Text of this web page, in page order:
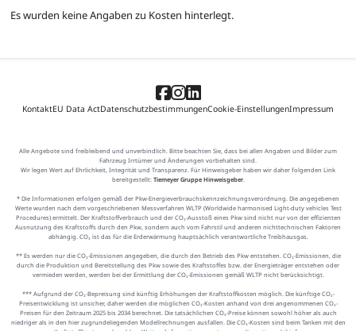
Es wurden keine Angaben zu Kosten hinterlegt.
KontaktEU Data ActDatenschutzbestimmungenCookie-EinstellungenImpressum
Alle Angebote sind freibleibend und unverbindlich. Bitte beachten Sie, dass bei allen Angaben und Bilder zum
Fahrzeug Irrtümer und Änderungen vorbehalten sind.
Wir legen Wert auf Ehrlichkeit, Integrität und Transparenz. Für Hinweisgeber haben wir daher folgenden Link
bereitgestellt: Tiemeyer Gruppe Hinweisgeber.
* Die Informationen erfolgen gemäß der Pkw-Energieverbrauchskennzeichnungsverordnung. Die angegebenen
Werte wurden nach dem vorgeschriebenen Messverfahren WLTP (Worldwide harmonised Light-duty vehicles Test
Procedures) ermittelt. Der Kraftstoffverbrauch und der CO₂-Ausstoß eines Pkw sind nicht nur von der effizienten
Ausnutzung des Kraftstoffs durch den Pkw, sondern auch vom Fahrstil und anderen nichttechnischen Faktoren
abhängig. CO₂ ist das für die Erderwärmung hauptsächlich verantwortliche Treibhausgas.
** Es werden nur die CO₂-Emissionen angegeben, die durch den Betrieb des Pkw entstehen. CO₂-Emissionen, die
durch die Produktion und Bereitstellung des Pkw sowie des Kraftstoffes bzw. der Energieträger entstehen oder
vermieden werden, werden bei der Ermittlung der CO₂-Emissionen gemäß WLTP nicht berücksichtigt.
*** Aufgrund der CO₂-Bepreisung sind künftig Erhöhungen der Kraftstoffkosten möglich. Die künftige CO₂-
Preisentwicklung ist unsicher, daher werden die möglichen CO₂-Kosten anhand von drei angenommenen CO₂-
Preisen für den Zeitraum 2025 bis 2034 berechnet. Die tatsächlichen CO₂-Preise können sowohl höher als auch
niedriger als in den hier zugrundeliegenden Modellrechnungen ausfallen. Die CO₂-Kosten sind beim Tanken mit den